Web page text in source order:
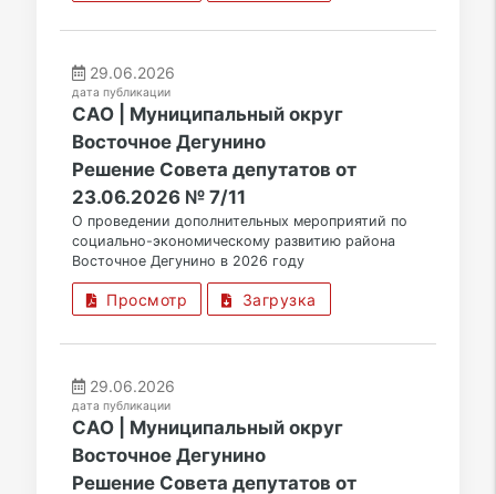
29.06.2026
дата публикации
САО | Муниципальный округ
Восточное Дегунино
Решение Совета депутатов от
23.06.2026 № 7/11
О проведении дополнительных мероприятий по
социально-экономическому развитию района
Восточное Дегунино в 2026 году
Просмотр Загрузка
29.06.2026
дата публикации
САО | Муниципальный округ
Восточное Дегунино
Решение Совета депутатов от